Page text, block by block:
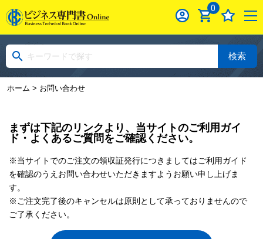
0
検索
ホーム > お問い合わせ
まずは下記のリンクより、当サイトのご利用ガイ
ド・よくあるご質問をご確認ください。
※当サイトでのご注文の領収証発行につきましてはご利用ガイド
を確認のうえお問い合わせいただきますようお願い申し上げま
す。
※ご注文完了後のキャンセルは原則として承っておりませんので
ご了承ください。